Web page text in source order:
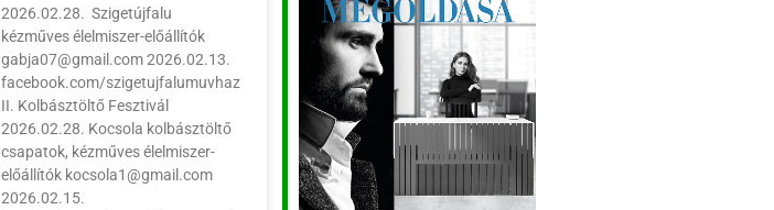
2026.02.28. Szigetújfalu
kézműves élelmiszer-előállítók
gabja07@gmail.com 2026.02.13.
facebook.com/szigetujfalumuvhaz
II. Kolbásztöltő Fesztivál
2026.02.28. Kocsola kolbásztöltő
csapatok, kézműves élelmiszer-
előállítók kocsola1@gmail.com
2026.02.15.